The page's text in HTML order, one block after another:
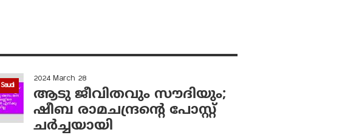
Saudi
2024 March 28
ആടു ജീവിതവും സൗദിയും;
ഷീബ രാമചന്ദ്രന്റെ പോസ്റ്റ്
ചര്‍ച്ചയായി